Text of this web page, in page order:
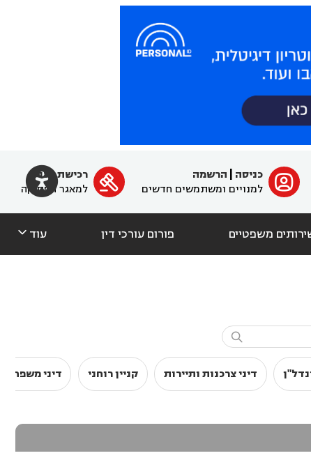
 ﱐ כניסה
הרשמה
למנויים ומשתמשים חדשים

רכישת מנוי
למאגר הפסיקה
משפטיים פורום עורכי דין עוד 

דיני צרכנות ותיירות קניין רוחני דיני משפחה